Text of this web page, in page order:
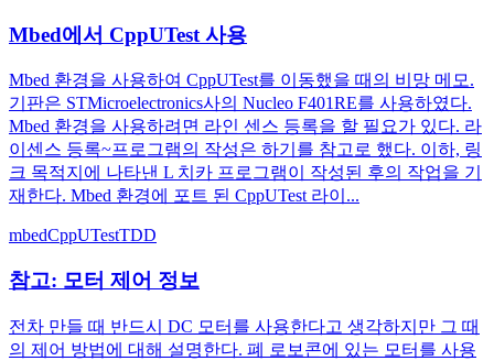
Mbed에서 CppUTest 사용
Mbed 환경을 사용하여 CppUTest를 이동했을 때의 비망 메모.
기판은 STMicroelectronics사의 Nucleo F401RE를 사용하였다.
Mbed 환경을 사용하려면 라인 센스 등록을 할 필요가 있다. 라
이센스 등록~프로그램의 작성은 하기를 참고로 했다. 이하, 링
크 목적지에 나타낸 L 치카 프로그램이 작성된 후의 작업을 기
재한다. Mbed 환경에 포트 된 CppUTest 라이...
mbedCppUTestTDD
참고: 모터 제어 정보
전차 만들 때 반드시 DC 모터를 사용한다고 생각하지만 그 때
의 제어 방법에 대해 설명한다. 폐 로보콘에 있는 모터를 사용